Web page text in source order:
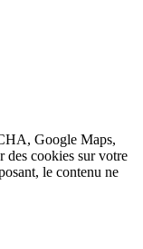
Google Maps,
des cookies sur votre
le contenu ne